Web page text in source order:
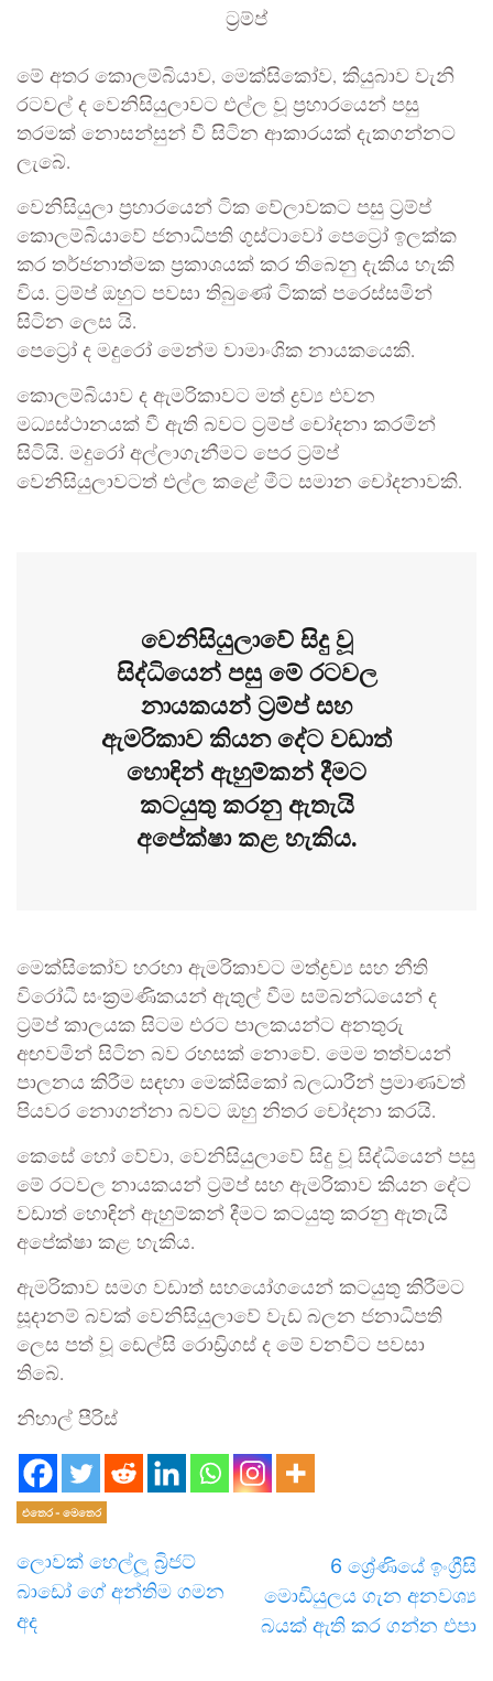
ට්‍රම්ප්
මේ අතර කොලම්බියාව, මෙක්සිකෝව, කියුබාව වැනි
රටවල් ද වෙනිසියුලාවට එල්ල වූ ප්‍රහාරයෙන් පසු
තරමක් නොසන්සුන් වී සිටින ආකාරයක් දැකගන්නට
ලැබේ.
වෙනිසියුලා ප්‍රහාරයෙන් ටික වේලාවකට පසු ට්‍රම්ප්
කොලම්බියාවේ ජනාධිපති ගුස්ටාවෝ පෙට්‍රෝ ඉලක්ක
කර තර්ජනාත්මක ප්‍රකාශයක් කර තිබෙනු දැකිය හැකි
විය. ට්‍රම්ප් ඔහුට පවසා තිබුණේ ටිකක් පරෙස්සමින්
සිටින ලෙස යි.
පෙට්‍රෝ ද මදුරෝ මෙන්ම වාමාංශික නායකයෙකි.
කොලම්බියාව ද ඇමරිකාවට මත් ද්‍රව්‍ය එවන
මධ්‍යස්ථානයක් වී ඇති බවට ට්‍රම්ප් චෝදනා කරමින්
සිටියි. මදුරෝ අල්ලාගැනීමට පෙර ට්‍රම්ප්
වෙනිසියුලාවටත් එල්ල කළේ මීට සමාන චෝදනාවකි.
වෙනිසියුලාවේ සිදු වූ
සිද්ධියෙන් පසු මේ රටවල
නායකයන් ට්‍රම්ප් සහ
ඇමරිකාව කියන දේට වඩාත්
හොඳින් ඇහුම්කන් දීමට
කටයුතු කරනු ඇතැයි
අපේක්ෂා කළ හැකිය.
මෙක්සිකෝව හරහා ඇමරිකාවට මත්ද්‍රව්‍ය සහ නීති
විරෝධී සංක්‍රමණිකයන් ඇතුල් වීම සම්බන්ධයෙන් ද
ට්‍රම්ප් කාලයක සිටම එරට පාලකයන්ට අනතුරු
අඟවමින් සිටින බව රහසක් නොවේ. මෙම තත්වයන්
පාලනය කිරීම සඳහා මෙක්සිකෝ බලධාරීන් ප්‍රමාණවත්
පියවර නොගන්නා බවට ඔහු නිතර චෝදනා කරයි.
කෙසේ හෝ වේවා, වෙනිසියුලාවේ සිදු වූ සිද්ධියෙන් පසු
මේ රටවල නායකයන් ට්‍රම්ප් සහ ඇමරිකාව කියන දේට
වඩාත් හොඳින් ඇහුම්කන් දීමට කටයුතු කරනු ඇතැයි
අපේක්ෂා කළ හැකිය.
ඇමරිකාව සමග වඩාත් සහයෝගයෙන් කටයුතු කිරීමට
සූදානම් බවක් වෙනිසියුලාවේ වැඩ බලන ජනාධිපති
ලෙස පත් වූ ඩෙල්සි රොඩ්‍රිගස් ද මේ වනවිට පවසා
තිබේ.
නිහාල් පීරිස්
එතෙර - මෙතෙර
ලොවක් හෙල්ලූ බ්‍රිජට්
බාඩෝ ගේ අන්තිම ගමන
අද
6 ශ්‍රේණියේ ඉංග්‍රීසි
මොඩියුලය ගැන අනවශ්‍ය
බයක් ඇති කර ගන්න එපා